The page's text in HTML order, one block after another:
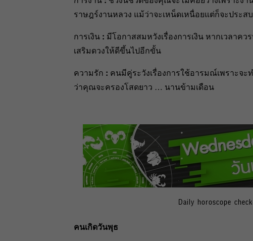
ราษฎร์งานหลวง แม้ว่าจะเหน็ดเหนื่อยแต่ก็จะประส
การเงิน : มีโอกาสสมหวังเรื่องการเงิน หากเวลาค
เสริมดวงให้ดีขึ้นไปอีกขั้น
ความรัก : คนมีคู่ระวังเรื่องการใช้อารมณ์เพราะจ
ว่าคุณจะครองโสดยาว … นานข้ามเดือน
Daily horoscope
คนเกิดวันพุธ